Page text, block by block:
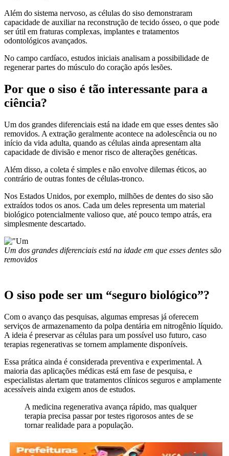
Além do sistema nervoso, as células do siso demonstraram
capacidade de auxiliar na reconstrução de tecido ósseo, o que pode
ser útil em fraturas complexas, implantes e tratamentos
odontológicos avançados.
No campo cardíaco, estudos iniciais analisam a possibilidade de
regenerar partes do músculo do coração após lesões.
Por que o siso é tão interessante para a
ciência?
Um dos grandes diferenciais está na idade em que esses dentes são
removidos. A extração geralmente acontece na adolescência ou no
início da vida adulta, quando as células ainda apresentam alta
capacidade de divisão e menor risco de alterações genéticas.
Além disso, a coleta é simples e não envolve dilemas éticos, ao
contrário de outras fontes de células-tronco.
Nos Estados Unidos, por exemplo, milhões de dentes do siso são
extraídos todos os anos. Cada um deles representa um material
biológico potencialmente valioso que, até pouco tempo atrás, era
simplesmente descartado.
Um dos grandes diferenciais está na idade em que esses dentes são
removidos
O siso pode ser um “seguro biológico”?
Com o avanço das pesquisas, algumas empresas já oferecem
serviços de armazenamento da polpa dentária em nitrogênio líquido.
A ideia é preservar as células para um possível uso futuro, caso
terapias regenerativas se tornem amplamente disponíveis.
Essa prática ainda é considerada preventiva e experimental. A
maioria das aplicações médicas está em fase de pesquisa, e
especialistas alertam que tratamentos clínicos seguros e amplamente
acessíveis ainda exigem anos de estudos.
A medicina regenerativa avança rápido, mas qualquer
terapia precisa passar por testes rigorosos antes de se
tornar realidade para a população.